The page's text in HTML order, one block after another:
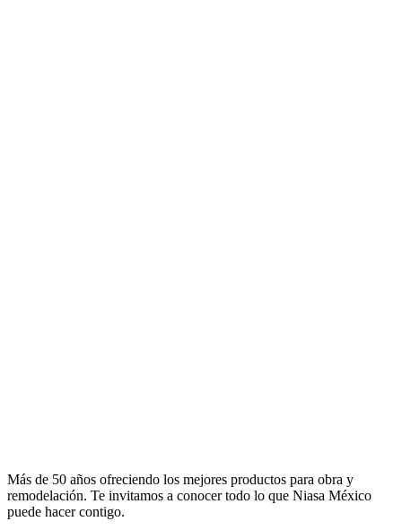
Más de 50 años ofreciendo los mejores productos para obra y
remodelación. Te invitamos a conocer todo lo que Niasa México
puede hacer contigo.